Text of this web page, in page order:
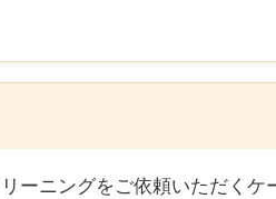
ーニングをご依頼いただくケ